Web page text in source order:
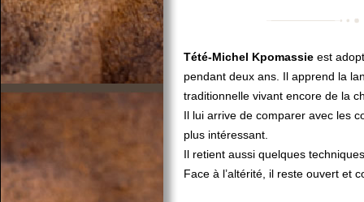
Tété-Michel Kpomassie est
pendant deux ans. Il apprend la
traditionnelle vivant encore de la
Il lui arrive de comparer avec les
plus intéressant.
Il retient aussi quelques
Face à l’altérité, il reste ouvert et